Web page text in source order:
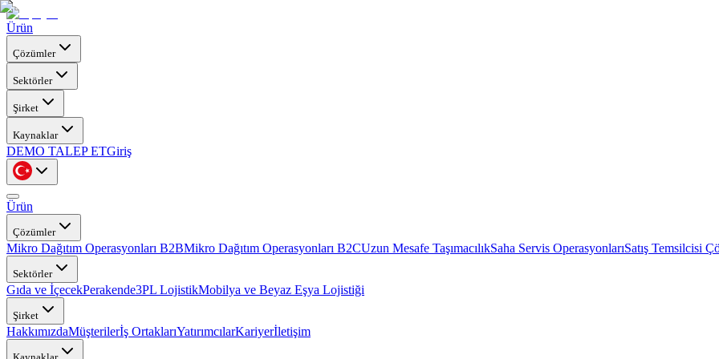
Ürün
Çözümler
Sektörler
Şirket
Kaynaklar
DEMO TALEP ETGiriş
Ürün
Çözümler
Mikro Dağıtım Operasyonları B2BMikro Dağıtım Operasyonları B2CUzun Mesafe TaşımacılıkSaha Servis OperasyonlarıSatış Temsilcisi
Sektörler
Gıda ve İçecekPerakende3PL LojistikMobilya ve Beyaz Eşya Lojistiği
Şirket
HakkımızdaMüşterilerİş OrtaklarıYatırımcılarKariyerİletişim